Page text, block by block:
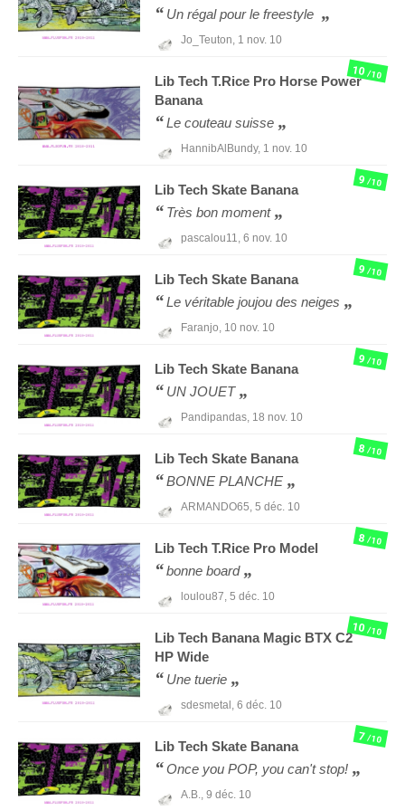
Un régal pour le freestyle
Jo_Teuton, 1 nov. 10
Lib Tech T.Rice Pro Horse Power
Banana
Le couteau suisse
HannibAlBundy, 1 nov. 10
10/10
Lib Tech Skate Banana
Très bon moment
pascalou11, 6 nov. 10
9/10
Lib Tech Skate Banana
Le véritable joujou des neiges
Faranjo, 10 nov. 10
9/10
Lib Tech Skate Banana
UN JOUET
Pandipandas, 18 nov. 10
9/10
Lib Tech Skate Banana
BONNE PLANCHE
ARMANDO65, 5 déc. 10
8/10
Lib Tech T.Rice Pro Model
bonne board
loulou87, 5 déc. 10
8/10
Lib Tech Banana Magic BTX C2
HP Wide
Une tuerie
sdesmetal, 6 déc. 10
10/10
Lib Tech Skate Banana
Once you POP, you can't stop!
A.B., 9 déc. 10
7/10